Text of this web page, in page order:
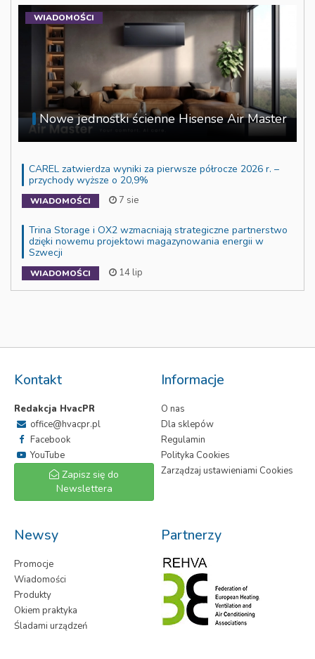
Nowe jednostki ścienne Hisense Air Master
WIADOMOŚCI
CAREL zatwierdza wyniki za pierwsze półrocze 2026 r. –
przychody wyższe o 20,9%
WIADOMOŚCI 7 sie
Trina Storage i OX2 wzmacniają strategiczne partnerstwo
dzięki nowemu projektowi magazynowania energii w
Szwecji
WIADOMOŚCI 14 lip
Kontakt
Redakcja HvacPR
office@hvacpr.pl
Facebook
YouTube
Zapisz się do
Newslettera
Informacje
O nas
Dla sklepów
Regulamin
Polityka Cookies
Zarządzaj ustawieniami Cookies
Newsy
Promocje
Wiadomości
Produkty
Okiem praktyka
Śladami urządzeń
Partnerzy